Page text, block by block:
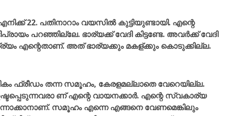
22. പതിനാറാം വയസിൽ കുട്ടിയുണ്ടായി. എന്റെ
പറഞ്ഞില്ലേ. ഭാര്യക്ക്‌ വേദി കിട്ടണ്ടേ. അവർക്ക് വേദി
എന്റെതാണ്. അത് ഭാര്യക്കും മകള്ക്കും കൊടുക്കില്ല.
ഫ്രീഡം തന്ന സമൂഹം, കേരളമല്ലാതെ വേറെയില്ല.
ണ് എന്റെ വായനക്കാർ. എന്റെ സ്വകാര്യ
സമൂഹം എന്നെ എങ്ങനെ വേണമെങ്കിലും